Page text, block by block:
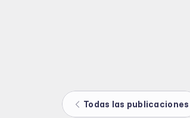
Todas las publicaciones